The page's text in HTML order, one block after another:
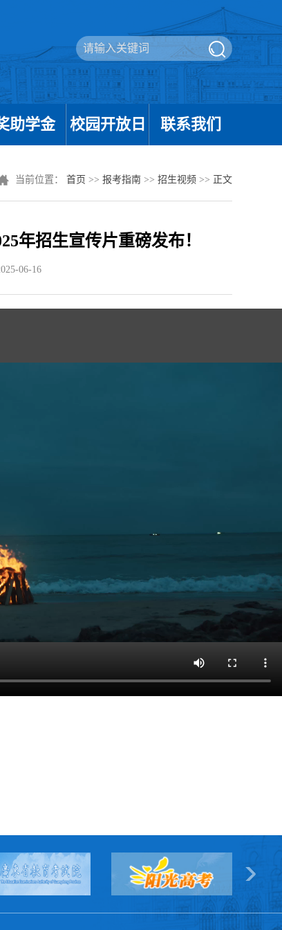
助学金 校园开放日 联系我们
当前位置： 首页 >> 报考指南 >> 招生视频 >> 正文
年招生宣传片重磅发布！
06-16